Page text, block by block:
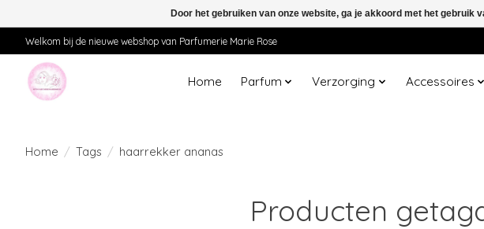
Welkom bij de nieuwe webshop van Parfumerie Marie Rose
Home Parfum Verzorging Accessoires
Home / Tags / haarrekker ananas
Producten
Door het gebruiken van onze website, ga je akkoord met het gebruik